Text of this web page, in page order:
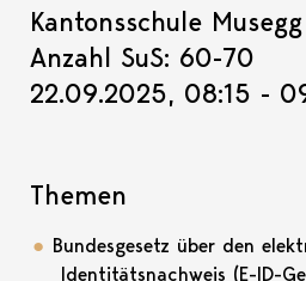
Kantonsschule Musegg
Anzahl SuS: 60-70
22.09.2025, 08:15 -
Themen
Bundesgesetz über den
Identitätsnachweis (E-ID-